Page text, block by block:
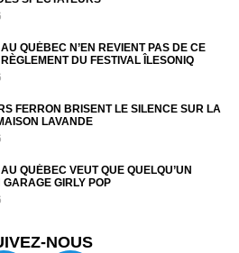
QUÉBEC N’EN REVIENT PAS DE CE
DU FESTIVAL ÎLESONIQ
FERRON BRISENT LE SILENCE SUR LA
LAVANDE
QUÉBEC VEUT QUE QUELQU’UN
GARAGE GIRLY POP
NOUS